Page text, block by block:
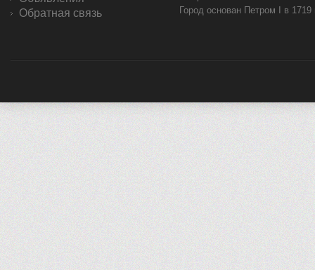
Обратная связь
Город основан Петром I в 1719